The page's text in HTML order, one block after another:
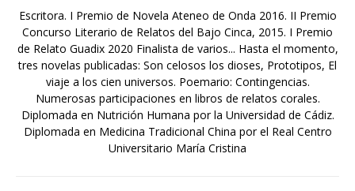
Escritora. I Premio de Novela Ateneo de Onda 2016. II Premio
Concurso Literario de Relatos del Bajo Cinca, 2015. I Premio
de Relato Guadix 2020 Finalista de varios... Hasta el momento,
tres novelas publicadas: Son celosos los dioses, Prototipos, El
viaje a los cien universos. Poemario: Contingencias.
Numerosas participaciones en libros de relatos corales.
Diplomada en Nutrición Humana por la Universidad de Cádiz.
Diplomada en Medicina Tradicional China por el Real Centro
Universitario María Cristina